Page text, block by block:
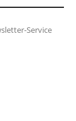
Service